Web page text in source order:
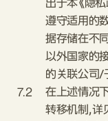
出于本《隐
遵守适用的
据存储在不
以外国家的
的关联公司/
7.2
在上述情况
转移机制，